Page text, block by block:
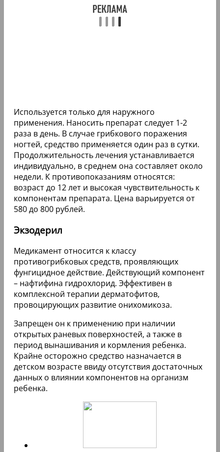
Используется только для наружного
применения. Наносить препарат следует 1-2
раза в день. В случае грибкового поражения
ногтей, средство применяется один раз в сутки.
Продолжительность лечения устанавливается
индивидуально, в среднем она составляет около
недели. К противопоказаниям относятся:
возраст до 12 лет и высокая чувствительность к
компонентам препарата. Цена варьируется от
580 до 800 рублей.
Экзодерил
Медикамент относится к классу
противогрибковых средств, проявляющих
фунгицидное действие. Действующий компонент
– нафтифина гидрохлорид. Эффективен в
комплексной терапии дерматофитов,
провоцирующих развитие онихомикоза.
Запрещен он к применению при наличии
открытых раневых поверхностей, а также в
период вынашивания и кормления ребенка.
Крайне осторожно средство назначается в
детском возрасте ввиду отсутствия достаточных
данных о влиянии компонентов на организм
ребенка.